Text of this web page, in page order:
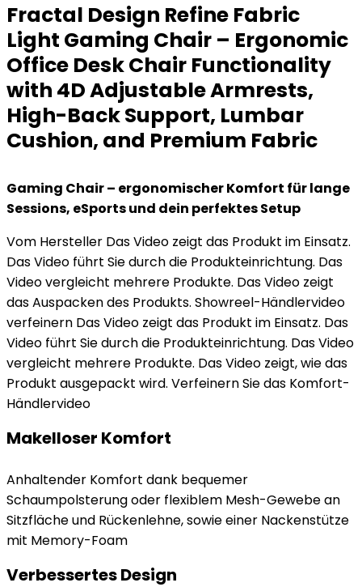
Fractal Design Refine Fabric
Light Gaming Chair – Ergonomic
Office Desk Chair Functionality
with 4D Adjustable Armrests,
High-Back Support, Lumbar
Cushion, and Premium Fabric
Gaming Chair – ergonomischer Komfort für lange
Sessions, eSports und dein perfektes Setup
Vom Hersteller Das Video zeigt das Produkt im Einsatz.
Das Video führt Sie durch die Produkteinrichtung. Das
Video vergleicht mehrere Produkte. Das Video zeigt
das Auspacken des Produkts. Showreel-Händlervideo
verfeinern Das Video zeigt das Produkt im Einsatz. Das
Video führt Sie durch die Produkteinrichtung. Das Video
vergleicht mehrere Produkte. Das Video zeigt, wie das
Produkt ausgepackt wird. Verfeinern Sie das Komfort-
Händlervideo
Makelloser Komfort
Anhaltender Komfort dank bequemer
Schaumpolsterung oder flexiblem Mesh-Gewebe an
Sitzfläche und Rückenlehne, sowie einer Nackenstütze
mit Memory-Foam
Verbessertes Design